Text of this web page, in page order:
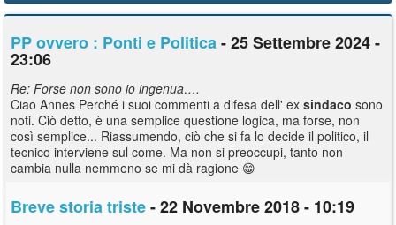
PP ovvero : Ponti e Politica- 25 Settembre 2024 -
23:06
Re: Forse non sono io ingenua….
Ciao Annes Perché i suoi commenti a difesa dell' ex sindaco sono
noti. Ciò detto, è una semplice questione logica, ma forse, non
così semplice... Riassumendo, ciò che si fa lo decide il politico, il
tecnico interviene sul come. Ma non si preoccupi, tanto non
cambia nulla nemmeno se mi dà ragione 😁
Breve storia triste- 22 Novembre 2018 - 10:19